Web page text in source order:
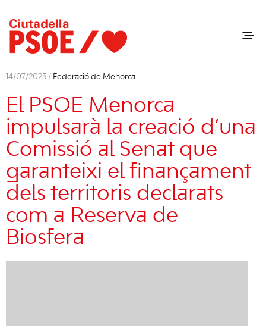
14/07/2023 / Federació de Menorca
El PSOE Menorca
impulsarà la creació d’una
Comissió al Senat que
garanteixi el finançament
dels territoris declarats
com a Reserva de
Biosfera